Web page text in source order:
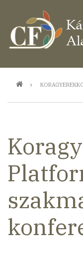
tartalomra
Morzsa